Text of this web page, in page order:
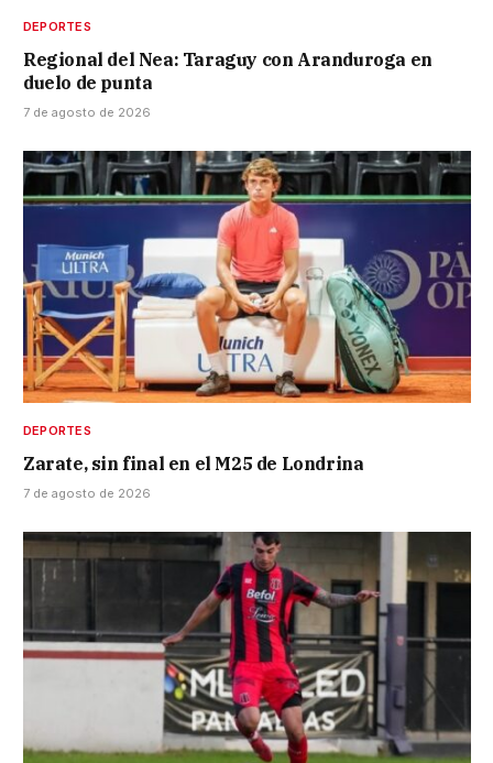
DEPORTES
Regional del Nea: Taraguy con Aranduroga en
duelo de punta
7 de agosto de 2026
DEPORTES
Zarate, sin final en el M25 de Londrina
7 de agosto de 2026